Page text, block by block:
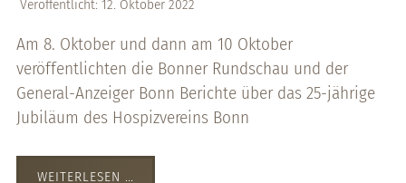
Veröffentlicht: 12. Oktober 2022
Am 8. Oktober und dann am 10 Oktober
veröffentlichten die Bonner Rundschau und der
General-Anzeiger Bonn Berichte über das 25-jährige
Jubiläum des Hospizvereins Bonn
WEITERLESEN …